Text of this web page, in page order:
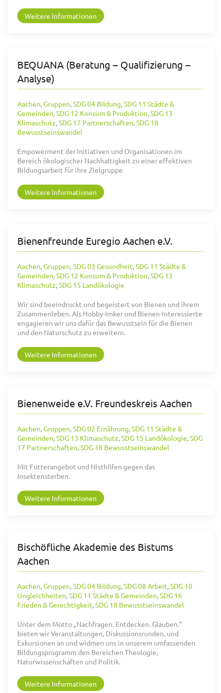
Weitere Informationen
BEQUANA (Beratung – Qualifizierung –
Analyse)
Aachen,Gruppen,SDG 04 Bildung,SDG 11 Städte &
Gemeinden,SDG 12 Konsum & Produktion,SDG 13
Klimaschutz,SDG 17 Partnerschaften,SDG 18
Bewusstseinswandel
Empowerment der Initiativen und Organisationen im
Bereich ökologischer Nachhaltigkeit zu einer effektiven
Bildungsarbeit für ihre Zielgruppe
Weitere Informationen
Bienenfreunde Euregio Aachen e.V.
Aachen,Gruppen,SDG 03 Gesundheit,SDG 11 Städte &
Gemeinden,SDG 12 Konsum & Produktion,SDG 13
Klimaschutz,SDG 15 Landökologie
Wir sind beeindruckt und begeistert von Bienen und ihrem
Zusammenleben. Als Hobby-Imker und Bienen-Interessierte
engagieren wir uns dafür das Bewusstsein für die Bienen
und den Naturschutz zu erweitern.
Weitere Informationen
Bienenweide e.V. Freundeskreis Aachen
Aachen,Gruppen,SDG 02 Ernährung,SDG 11 Städte &
Gemeinden,SDG 13 Klimaschutz,SDG 15 Landökologie,SDG
17 Partnerschaften,SDG 18 Bewusstseinswandel
Mit Futterangebot und Nisthilfen gegen das
Insektensterben.
Weitere Informationen
Bischöfliche Akademie des Bistums
Aachen
Aachen,Gruppen,SDG 04 Bildung,SDG 08 Arbeit,SDG 10
Ungleichheiten,SDG 11 Städte & Gemeinden,SDG 16
Frieden & Gerechtigkeit,SDG 18 Bewusstseinswandel
Unter dem Motto „Nachfragen. Entdecken. Glauben.“
bieten wir Veranstaltungen, Diskussionsrunden, und
Exkursionen an und widmen uns in unserem umfassenden
Bildungsprogramm den Bereichen Theologie,
Naturwissenschaften und Politik.
Weitere Informationen